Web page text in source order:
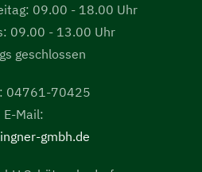
09.00 - 18.00 Uhr
09.00 - 13.00 Uhr
geschlossen
04761-70425
E-Mail:
gmbh.de